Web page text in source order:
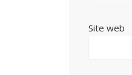
Site web